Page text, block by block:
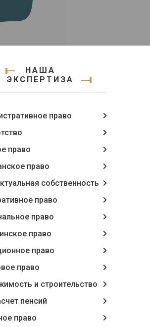
НАША
ЭКСПЕРТИЗА
право
право
право
собственность
право
право
право
право
право
и строительство
пенсий
право